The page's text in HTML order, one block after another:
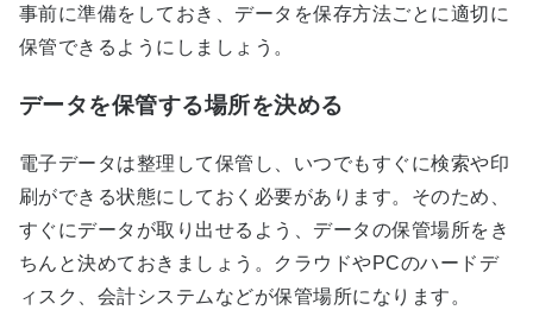
事前に準備をしておき、データを保存方法ごとに適切に
保管できるようにしましょう。
データを保管する場所を決める
電子データは整理して保管し、いつでもすぐに検索や印
刷ができる状態にしておく必要があります。そのため、
すぐにデータが取り出せるよう、データの保管場所をき
ちんと決めておきましょう。クラウドやPCのハードデ
ィスク、会計システムなどが保管場所になります。